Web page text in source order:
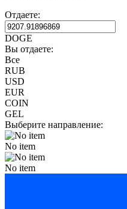
Отдаете:
DOGE
Вы отдаете:
Все
RUB
USD
EUR
COIN
GEL
Выберите направление:
No item
No item